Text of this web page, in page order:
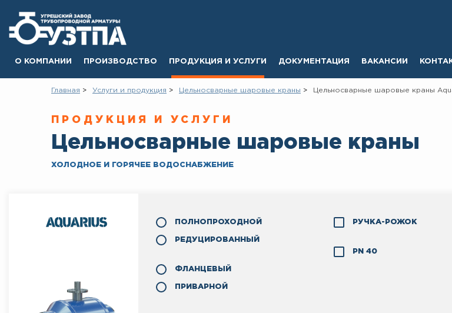
О КОМПАНИИ ПРОИЗВОДСТВО ПРОДУКЦИЯ И УСЛУГИ ДОКУМЕНТАЦИЯ ВАКАНСИИ
Главная Услуги и продукция Цельносварные шаровые краны Цельносварные шаровые краны
ПРОДУКЦИЯ И УСЛУГИ
Цельносварные шаровые краны
ХОЛОДНОЕ И ГОРЯЧЕЕ ВОДОСНАБЖЕНИЕ
ПОЛНОПРОХОДНОЙ
РЕДУЦИРОВАННЫЙ
ФЛАНЦЕВЫЙ
ПРИВАРНОЙ
РУЧКА-РОЖОК
PN 40